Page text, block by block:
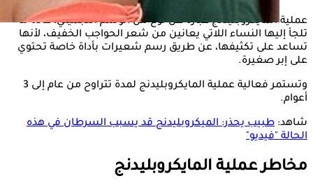
عملية المايكروبليدنج عبارة عن نوع من الوشم التجميلي، عادةً ما
تلجأ إليها النساء اللاتي يعانين من شعر الحواجب الخفيف، لأنها
تساعد على تكثيفها، عن طريق رسم شعيرات بأداة خاصة تحتوي
على إبر صغيرة.
وتستمر فعالية عملية المايكروبليدنج لمدة تتراوح من عام إلى 3
أعوام.
شاهد: طبيب يحذر: الميكروبليدنج قد يسبب السرطان في هذه
الحالة "فيديو"
مخاطر عملية المايكروبليدنج